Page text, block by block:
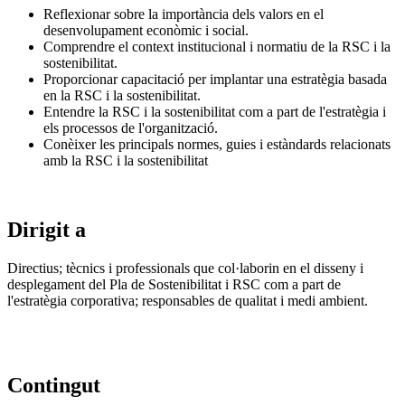
Reflexionar sobre la importància dels valors en el
desenvolupament econòmic i social.
Comprendre el context institucional i normatiu de la RSC i la
sostenibilitat.
Proporcionar capacitació per implantar una estratègia basada
en la RSC i la sostenibilitat.
Entendre la RSC i la sostenibilitat com a part de l'estratègia i
els processos de l'organització.
Conèixer les principals normes, guies i estàndards relacionats
amb la RSC i la sostenibilitat
Dirigit a
Directius; tècnics i professionals que col·laborin en el disseny i
desplegament del Pla de Sostenibilitat i RSC com a part de
l'estratègia corporativa; responsables de qualitat i medi ambient.
Contingut